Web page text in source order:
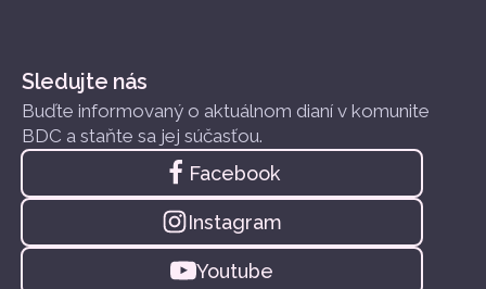
Sledujte nás
Buďte informovaný o aktuálnom dianí v komunite
BDC a staňte sa jej súčasťou.
Facebook
Instagram
Youtube